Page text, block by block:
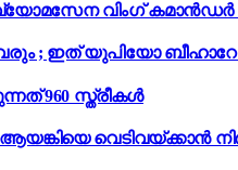
വിംഗ് കമാൻഡർ
; ഇത് യുപിയോ
960 സ്ത്രീകൾ
വെടിവയ്ക്കാൻ